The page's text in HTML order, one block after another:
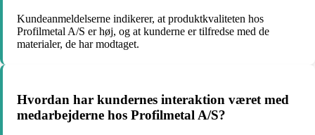
Kundeanmeldelserne indikerer, at produktkvaliteten hos
Profilmetal A/S er høj, og at kunderne er tilfredse med de
materialer, de har modtaget.
Hvordan har kundernes interaktion været med
medarbejderne hos Profilmetal A/S?